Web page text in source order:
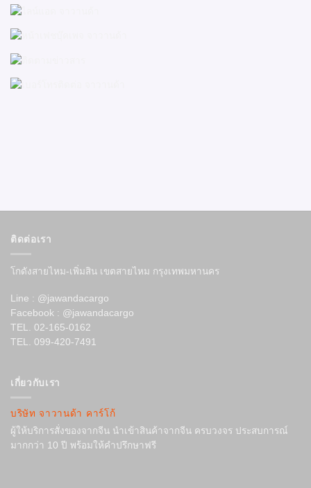
ติดต่อเรา
โกดังสายไหม-เพิ่มสิน เขตสายไหม กรุงเทพมหานคร
Line : @jawandacargo
Facebook : @jawandacargo
TEL. 02-165-0162
TEL. 099-420-7491
เกี่ยวกับเรา
บริษัท จาวานด้า คาร์โก้
ผู้ให้บริการสั่งของจากจีน นำเข้าสินค้าจากจีน ครบวงจร ประสบการณ์
มากกว่า 10 ปี พร้อมให้คำปรึกษาฟรี